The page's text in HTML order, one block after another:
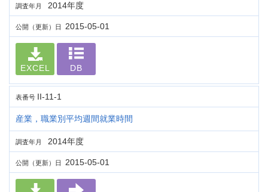
調査年月 2014年度
公開（更新）日 2015-05-01
EXCEL DB
表番号 II-11-1
産業，職業別平均週間就業時間
調査年月 2014年度
公開（更新）日 2015-05-01